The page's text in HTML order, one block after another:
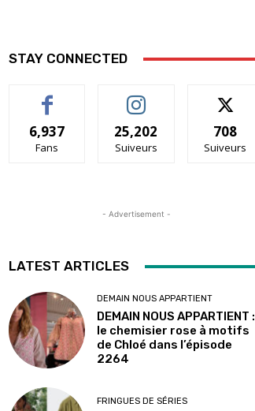
STAY CONNECTED
6,937
Fans
25,202
Suiveurs
708
Suiveurs
- Advertisement -
LATEST ARTICLES
DEMAIN NOUS APPARTIENT
DEMAIN NOUS APPARTIENT :
le chemisier rose à motifs
de Chloé dans l’épisode
2264
FRINGUES DE SÉRIES